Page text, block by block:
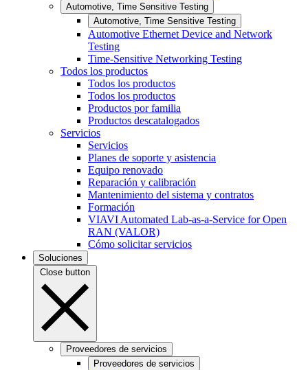
Automotive, Time Sensitive Testing
Automotive, Time Sensitive Testing
Automotive Ethernet Device and Network
Testing
Time-Sensitive Networking Testing
Todos los productos
Todos los productos
Todos los productos
Productos por familia
Productos descatalogados
Servicios
Servicios
Planes de soporte y asistencia
Equipo renovado
Reparación y calibración
Mantenimiento del sistema y contratos
Formación
VIAVI Automated Lab-as-a-Service for Open
RAN (VALOR)
Cómo solicitar servicios
Soluciones
Close button
Proveedores de servicios
Proveedores de servicios